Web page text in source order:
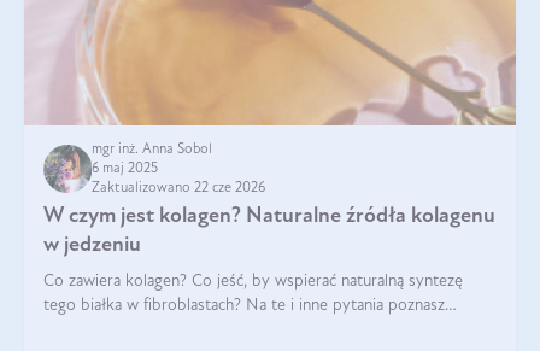
mgr inż. Anna Sobol
6 maj 2025
Zaktualizowano 22 cze 2026
W czym jest kolagen? Naturalne źródła kolagenu
w jedzeniu
Co zawiera kolagen? Co jeść, by wspierać naturalną syntezę
tego białka w fibroblastach? Na te i inne pytania poznasz